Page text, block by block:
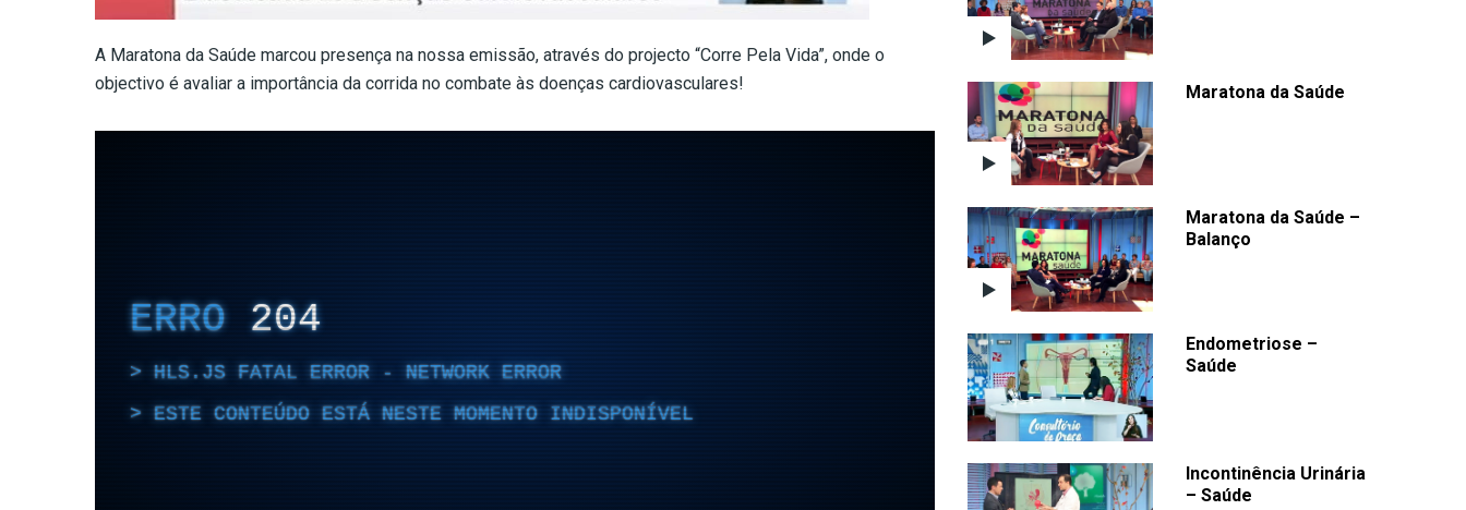
A Maratona da Saúde marcou presença na nossa emissão, através do projecto “Corre Pela Vida”, onde o
objectivo é avaliar a importância da corrida no combate às doenças cardiovasculares!
Maratona da Saúde
Maratona da Saúde –
Balanço
Endometriose –
Saúde
Incontinência Urinária
– Saúde